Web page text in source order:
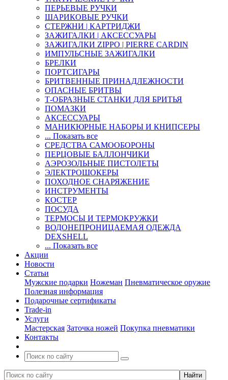
ПЕРЬЕВЫЕ РУЧКИ
ШАРИКОВЫЕ РУЧКИ
СТЕРЖНИ | КАРТРИДЖИ
ЗАЖИГАЛКИ | АКСЕССУАРЫ
ЗАЖИГАЛКИ ZIPPO | PIERRE CARDIN
ИМПУЛЬСНЫЕ ЗАЖИГАЛКИ
БРЕЛКИ
ПОРТСИГАРЫ
БРИТВЕННЫЕ ПРИНАДЛЕЖНОСТИ
ОПАСНЫЕ БРИТВЫ
Т-ОБРАЗНЫЕ СТАНКИ ДЛЯ БРИТЬЯ
ПОМАЗКИ
АКСЕССУАРЫ
МАНИКЮРНЫЕ НАБОРЫ И КНИПСЕРЫ
... Показать все
СРЕДСТВА САМООБОРОНЫ
ПЕРЦОВЫЕ БАЛЛОНЧИКИ
АЭРОЗОЛЬНЫЕ ПИСТОЛЕТЫ
ЭЛЕКТРОШОКЕРЫ
ПОХОДНОЕ СНАРЯЖЕНИЕ
ИНСТРУМЕНТЫ
КОСТЕР
ПОСУДА
ТЕРМОСЫ И ТЕРМОКРУЖКИ
ВОДОНЕПРОНИЦАЕМАЯ ОДЕЖДА
DEXSHELL
... Показать все
Акции
Новости
Статьи
Мужские подарки Ножеман Пневматическое оружие
Полезная информация
Подарочные сертификаты
Trade-in
Услуги
Мастерская Заточка ножей Покупка пневматики
Контакты